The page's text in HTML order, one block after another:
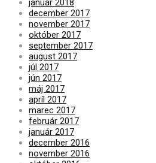
december 2017
november 2017
október 2017
september 2017
august 2017
júl 2017
jún 2017
máj 2017
apríl 2017
marec 2017
február 2017
január 2017
december 2016
november 2016